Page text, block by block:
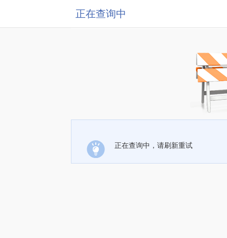
正在查询中
正在查询中，请刷新重试